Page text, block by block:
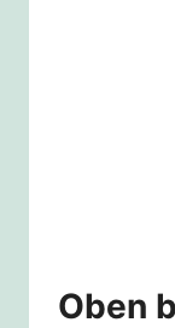
Oben